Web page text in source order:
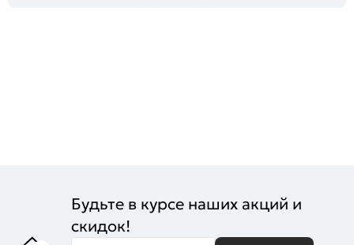
Будьте в курсе наших акций и
скидок!